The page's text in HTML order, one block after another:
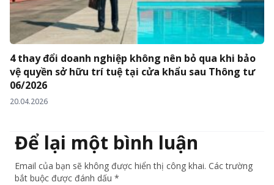
4 thay đổi doanh nghiệp không nên bỏ qua khi bảo
vệ quyền sở hữu trí tuệ tại cửa khẩu sau Thông tư
06/2026
20.04.2026
Để lại một bình luận
Email của bạn sẽ không được hiển thị công khai. Các trường
bắt buộc được đánh dấu *